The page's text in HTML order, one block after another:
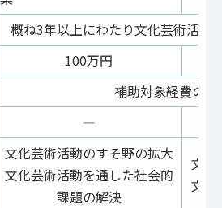
概ね3年以上にわたり文化芸術活動
100万円
補助対象経費の1/
―
文化芸術活動のすそ野の拡大
文化芸術活動を通した社会的
課題の解決
文化
文化